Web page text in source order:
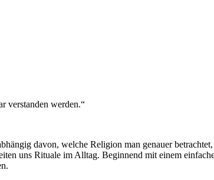
verstanden werden.“
davon, welche Religion man genauer
uns Rituale im Alltag. Beginnend mit einem